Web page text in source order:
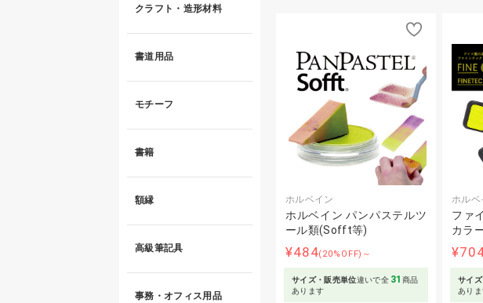
ホルベイン
ホルベイン パンパステルツ
ール類(Sofft等)
¥484(20%OFF)～
サイズ・販売単位違いで全 31 商品
あります
ホルベ
ファ
カラ
サイ
あり
クラフト・造形材料
書道用品
モチーフ
書籍
額縁
高級筆記具
事務・オフィス用品